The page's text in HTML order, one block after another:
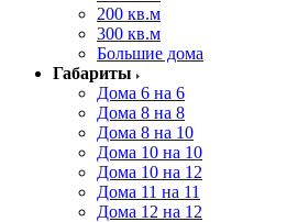
200 кв.м
300 кв.м
Большие дома
Габариты
Дома 6 на 6
Дома 8 на 8
Дома 8 на 10
Дома 10 на 10
Дома 10 на 12
Дома 11 на 11
Дома 12 на 12